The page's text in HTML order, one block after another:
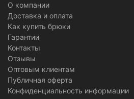
О компании
Доставка и оплата
Как купить брюки
Гарантии
Контакты
Отзывы
Оптовым клиентам
Публичная оферта
Конфиденциальность информации